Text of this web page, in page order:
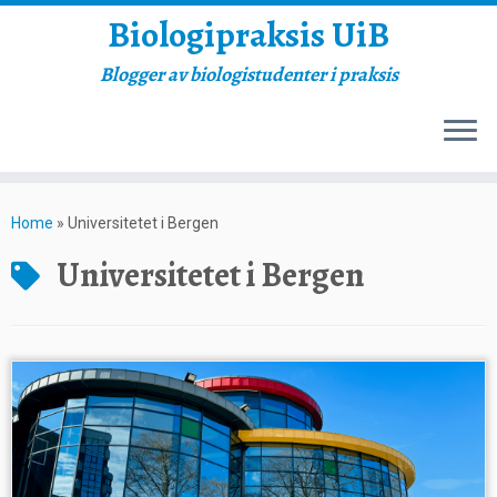
to
Biologipraksis UiB
Blogger av biologistudenter i praksis
Home » Universitetet i Bergen
Universitetet i Bergen